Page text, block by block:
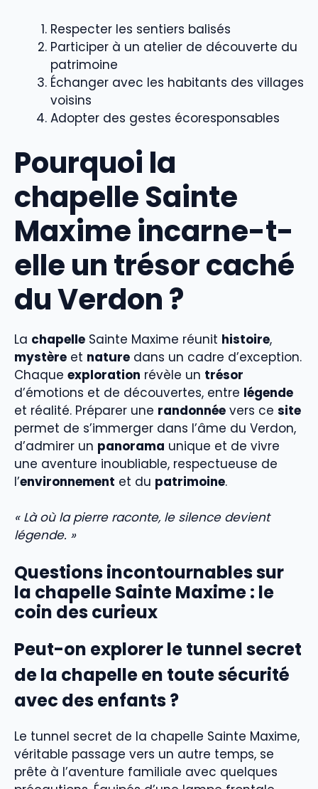
Respecter les sentiers balisés
Participer à un atelier de découverte du
patrimoine
Échanger avec les habitants des villages
voisins
Adopter des gestes écoresponsables
Pourquoi la
chapelle Sainte
Maxime incarne-t-
elle un trésor caché
du Verdon ?
La chapelle Sainte Maxime réunit histoire,
mystère et nature dans un cadre d’exception.
Chaque exploration révèle un trésor
d’émotions et de découvertes, entre légende
et réalité. Préparer une randonnée vers ce site
permet de s’immerger dans l’âme du Verdon,
d’admirer un panorama unique et de vivre
une aventure inoubliable, respectueuse de
l’environnement et du patrimoine.
« Là où la pierre raconte, le silence devient
légende. »
Questions incontournables sur
la chapelle Sainte Maxime : le
coin des curieux
Peut-on explorer le tunnel secret
de la chapelle en toute sécurité
avec des enfants ?
Le tunnel secret de la chapelle Sainte Maxime,
véritable passage vers un autre temps, se
prête à l’aventure familiale avec quelques